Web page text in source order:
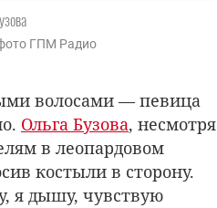
ГПМ Радио
волосами — певица
Ольга Бузова, несмотря
в леопардовом
костыли в сторону.
я дышу, чувствую